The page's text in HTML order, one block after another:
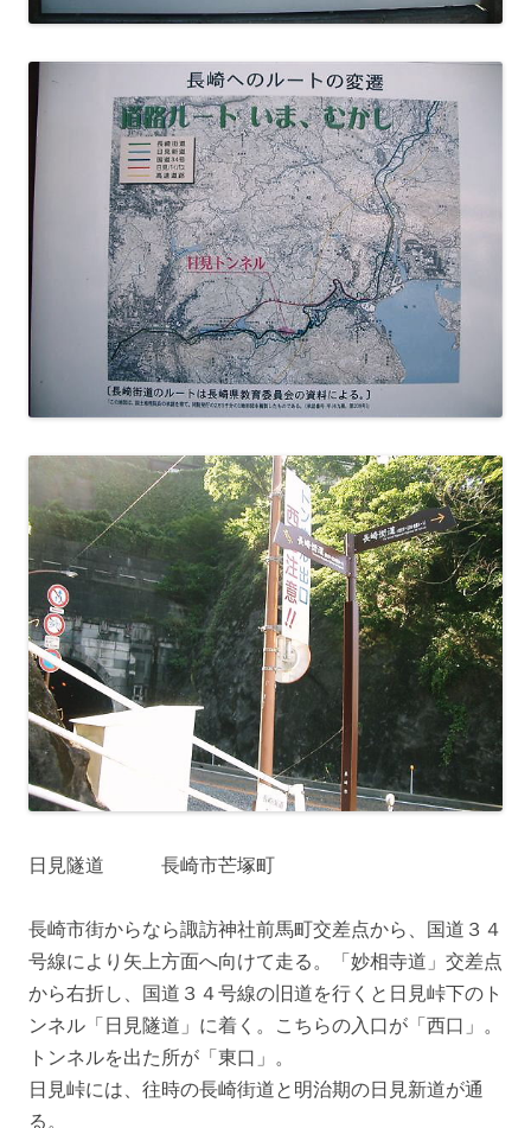
日見隧道 長崎市芒塚町
長崎市街からなら諏訪神社前馬町交差点から、国道３４
号線により矢上方面へ向けて走る。「妙相寺道」交差点
から右折し、国道３４号線の旧道を行くと日見峠下のト
ンネル「日見隧道」に着く。こちらの入口が「西口」。
トンネルを出た所が「東口」。
日見峠には、往時の長崎街道と明治期の日見新道が通
る。